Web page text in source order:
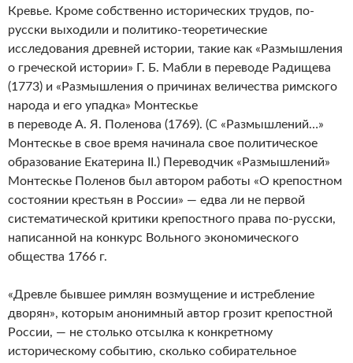
Кревье. Кроме собственно исторических трудов, по-
русски выходили и политико-теоретические
исследования древней истории, такие как «Размышления
о греческой истории» Г. Б. Мабли в переводе Радищева
(1773) и «Размышления о причинах величества римского
народа и его упадка» Монтескье
в переводе А. Я. Поленова (1769). (С «Размышлений…»
Монтескье в свое время начинала свое политическое
образование Екатерина II.) Переводчик «Размышлений»
Монтескье Поленов был автором работы «О крепостном
состоянии крестьян в России» — едва ли не первой
систематической критики крепостного права по-русски,
написанной на конкурс Вольного экономического
общества 1766 г.
«Древле бывшее римлян возмущение и истребление
дворян», которым анонимный автор грозит крепостной
России, — не столько отсылка к конкретному
историческому событию, сколько собирательное